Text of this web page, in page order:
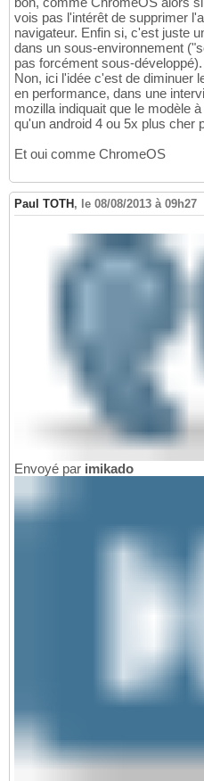
vois pas l'intérêt de supprimer
navigateur. Enfin si, c'est juste
dans un sous-environnement
pas forcément sous-développé).
Non, ici l'idée c'est de diminuer
en performance, dans une
mozilla indiquait que le modèle
qu'un android 4 ou 5x plus cher
Et oui comme ChromeOS
Paul TOTH , le 08/08/2013 à 09h27
Envoyé par imikado